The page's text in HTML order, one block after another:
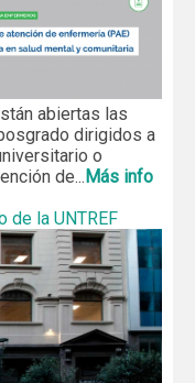
abiertas las
dirigidos a
o
de... Más info
de la UNTREF